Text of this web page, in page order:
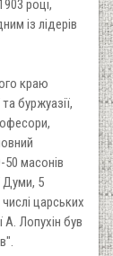
році,
із лідерів
краю
буржуазії,
50 масонів
Думи, 5
царських
А. Лопухін був